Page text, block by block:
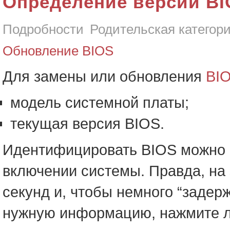
Подробности Родительская
Обновление BIOS
Для замены или обновления
модель системной платы;
текущая версия BIOS.
Идентифицировать BIOS
включении системы. Правда, на
секунд и, чтобы немного
нужную информацию, нажмите